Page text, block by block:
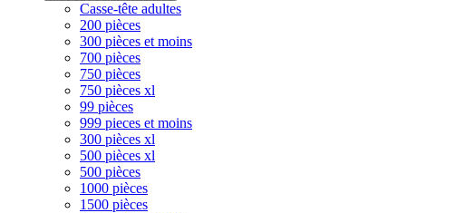
Casse-tête adultes
200 pièces
300 pièces et moins
700 pièces
750 pièces
750 pièces xl
99 pièces
999 pieces et moins
300 pièces xl
500 pièces xl
500 pièces
1000 pièces
1500 pièces